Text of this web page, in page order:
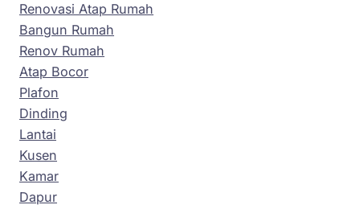
Renovasi Atap Rumah
Bangun Rumah
Renov Rumah
Atap Bocor
Plafon
Dinding
Lantai
Kusen
Kamar
Dapur